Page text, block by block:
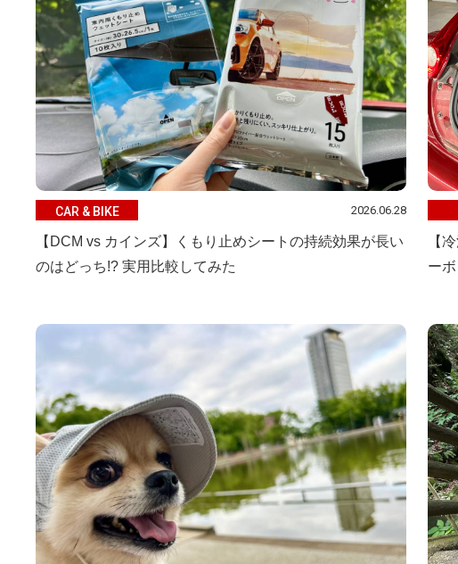
CAR & BIKE 2026.06.28
【DCM vs カインズ】くもり止めシートの持続効果が長い
のはどっち!? 実用比較してみた
【
ー